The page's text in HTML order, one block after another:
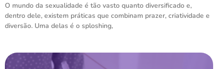
O mundo da sexualidade é tão vasto quanto diversificado e,
dentro dele, existem práticas que combinam prazer, criatividade e
diversão. Uma delas é o sploshing,